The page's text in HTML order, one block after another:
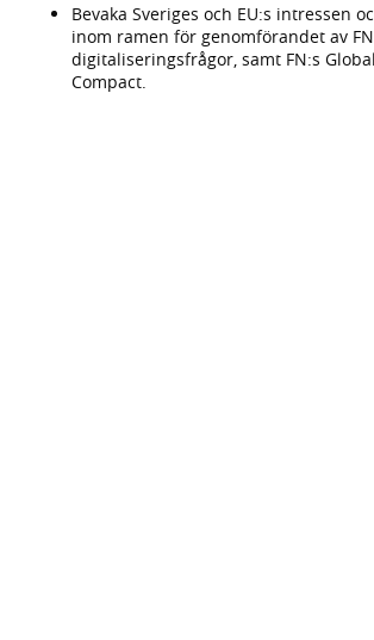
Bevaka Sveriges och EU:s intressen
inom ramen för genomförandet av
digitaliseringsfrågor, samt FN:s
Compact.